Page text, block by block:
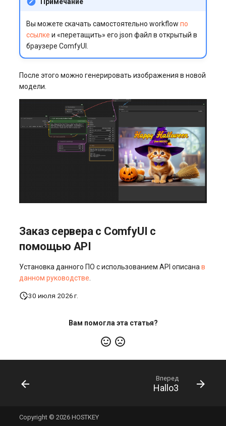
Примечание
Вы можете скачать самостоятельно workflow по
ссылке и «перетащить» его json файл в открытый в
браузере ComfyUI.
После этого можно генерировать изображения в новой
модели.
Заказ сервера с ComfyUI с
помощью API
Установка данного ПО с использованием API описанав
данном руководстве
30 июля 2026 г.
Вам помогла эта статья?
Вперед
Hallo3
Copyright © 2026 HOSTKEY